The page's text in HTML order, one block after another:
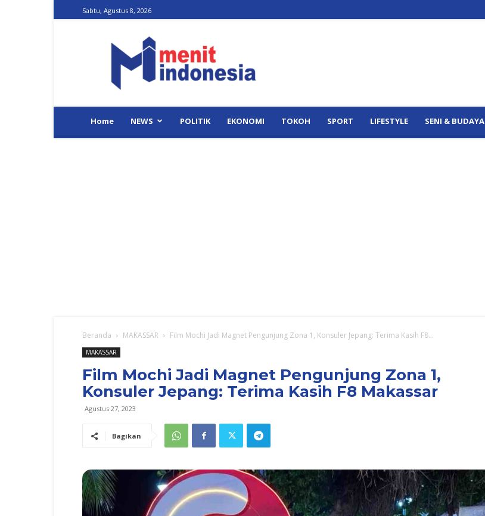
Sabtu, Agustus 8, 2026
Indonesia
Home NEWS POLITIK EKONOMI TOKOH SPORT LIFESTYLE SENI & BUDAYA
Beranda MAKASSAR Film Mochi Jadi Magnet Pengunjung Zona 1, Konsuler Jepang: Terima Kasih F8...
MAKASSAR
Film Mochi Jadi Magnet Pengunjung Zona 1,
Konsuler Jepang: Terima Kasih F8 Makassar
Agustus 27, 2023
Bagikan